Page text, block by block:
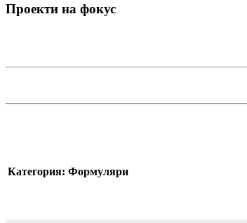
Проекти на фокус
Категория: Формуляри